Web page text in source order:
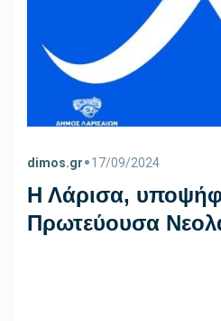
dimos.gr•17/09/2024
Η Λάρισα,
Πρωτεύουσα